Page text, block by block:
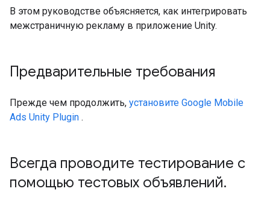
В этом руководстве объясняется, как интегрировать
межстраничную рекламу в приложение Unity.
Предварительные требования
Прежде чем продолжить, установите Google Mobile
Ads Unity Plugin .
Всегда проводите тестирование с
помощью тестовых объявлений.